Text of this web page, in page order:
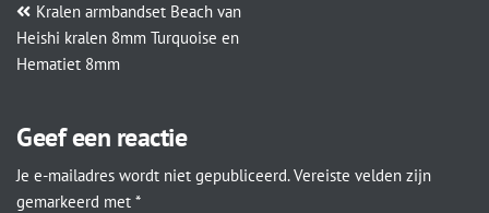
Kralen armbandset Beach van
Heishi kralen 8mm Turquoise en
Hematiet 8mm
Geef een reactie
Je e-mailadres wordt niet gepubliceerd. Vereiste velden zijn
gemarkeerd met *